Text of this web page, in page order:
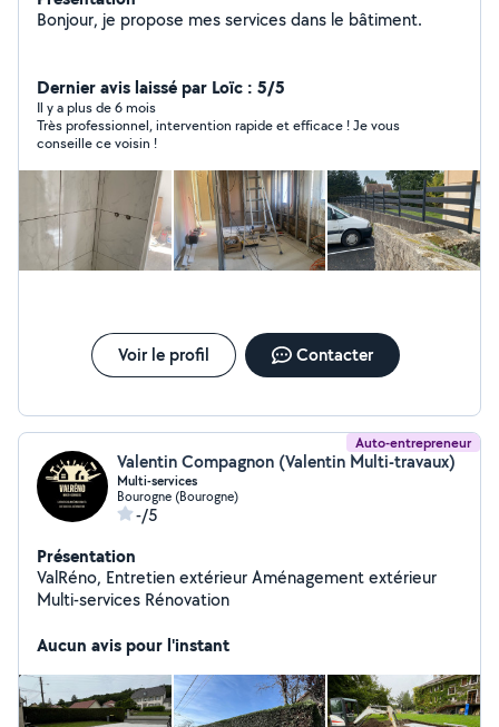
Bonjour, je propose mes services dans le bâtiment.
Dernier avis laissé par Loïc : 5/5
Il y a plus de 6 mois
Très professionnel, intervention rapide et efficace ! Je vous
conseille ce voisin !
Voir le profil Contacter
Auto-entrepreneur
Valentin Compagnon (Valentin Multi-travaux)
Multi-services
Bourogne (Bourogne)
-/5
Présentation
ValRéno, Entretien extérieur Aménagement extérieur
Multi-services Rénovation
Aucun avis pour l'instant